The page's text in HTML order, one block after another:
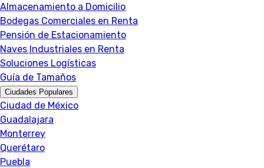
Almacenamiento a Domicilio
Bodegas Comerciales en Renta
Pensión de Estacionamiento
Naves Industriales en Renta
Soluciones Logísticas
Guía de Tamaños
Ciudades Populares
Ciudad de México
Guadalajara
Monterrey
Querétaro
Puebla